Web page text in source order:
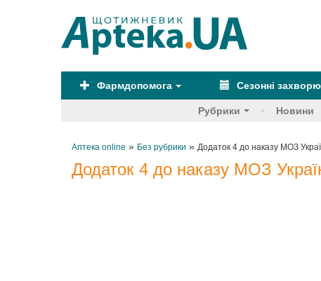
Фармдопомога Сезонні
Рубрики Новини
Аптека online » Без рубрики » Додаток 4 до наказу МОЗ
Додаток 4 до наказу МОЗ